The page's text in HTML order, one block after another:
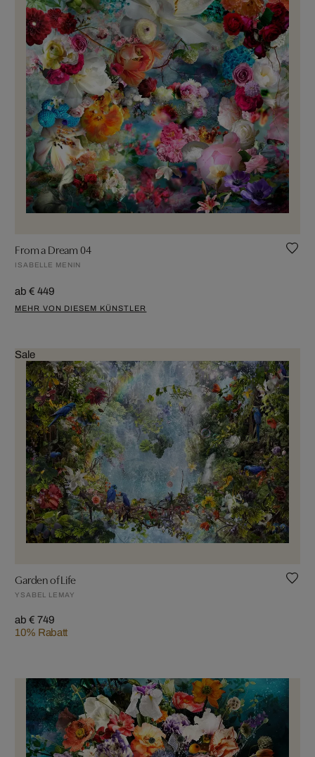
From a Dream 04
ISABELLE MENIN
ab € 449
MEHR VON DIESEM KÜNSTLER
Sale
Garden of Life
YSABEL LEMAY
ab € 749
10% Rabatt